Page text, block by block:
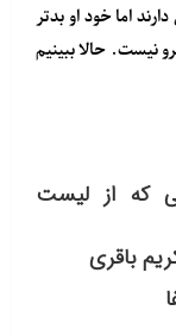
اما خود او بدتر
نیست. حالا ببینیم
که از لیست
باقری